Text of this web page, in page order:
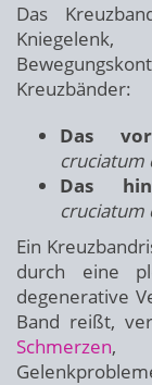
Das
Kreuzbänder:
Das
cruciatum
Das
cruciatum
Ein
durch eine
degenerative
Band reißt,
Schmerzen,